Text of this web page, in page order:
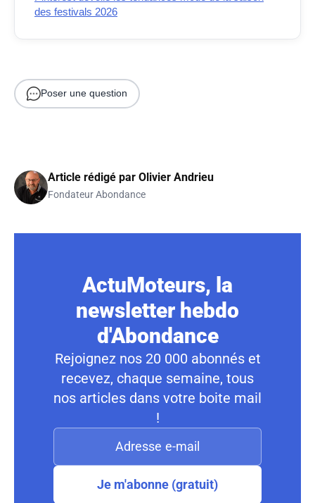
des festivals 2026
Poser une question
Article rédigé par Olivier Andrieu
Fondateur Abondance
ActuMoteurs, la
newsletter hebdo
d'Abondance
Rejoignez nos 20 000 abonnés et
recevez, chaque semaine, tous
nos articles dans votre boite mail
!
Je m'abonne (gratuit)